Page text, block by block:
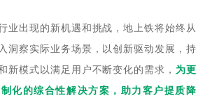
业出现的新机遇和挑战，地上铁将始终从
洞察实际业务场景，以创新驱动发展，持
新模式以满足用户不断变化的需求， 为更
化的综合性解决方案，助力客户提质降